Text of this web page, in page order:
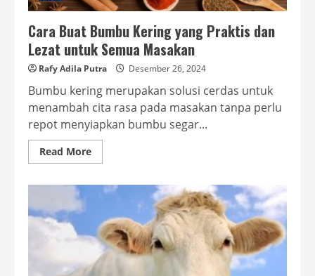
Cara Buat Bumbu Kering yang Praktis dan
Lezat untuk Semua Masakan
Rafy Adila Putra Desember 26, 2024
Bumbu kering merupakan solusi cerdas untuk
menambah cita rasa pada masakan tanpa perlu
repot menyiapkan bumbu segar...
Read MoreRead
more
Buat
yang
Praktis
dan
Lezat
untuk
Semua